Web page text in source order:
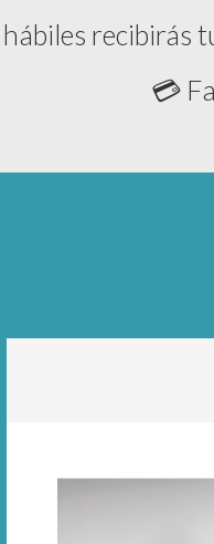
hábiles
💳